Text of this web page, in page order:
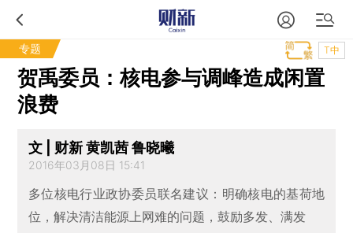
专题 T中
贺禹委员：核电参与调峰造成闲置
浪费
文 | 财新 黄凯茜 鲁晓曦
2016年03月08日 15:41
多位核电行业政协委员联名建议：明确核电的基荷地
位，解决清洁能源上网难的问题，鼓励多发、满发